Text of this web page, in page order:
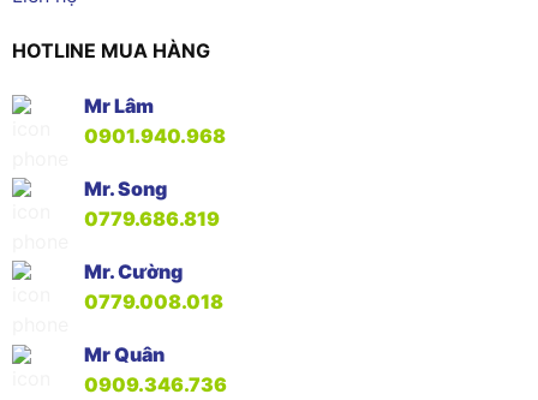
HOTLINE MUA HÀNG
Mr Lâm
0901.940.968
Mr. Song
0779.686.819
Mr. Cường
0779.008.018
Mr Quân
0909.346.736